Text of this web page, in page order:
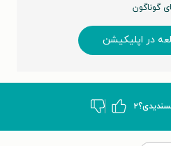
گوناگون
در اپلیکیشن
۲